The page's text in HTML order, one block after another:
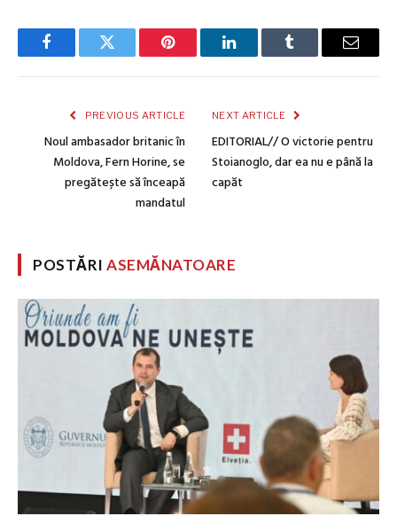
FacebookTwitter Pinterest LinkedInTumblr Email
PREVIOUS ARTICLE
Noul ambasador britanic în
Moldova, Fern Horine, se
pregătește să înceapă
mandatul
NEXT ARTICLE
EDITORIAL// O victorie pentru
Stoianoglo, dar ea nu e până la
capăt
POSTĂRIASEMĂNATOARE